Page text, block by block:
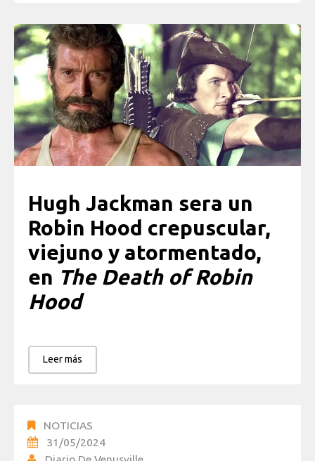
Hugh Jackman sera un
Robin Hood crepuscular,
viejuno y atormentado,
en The Death of Robin
Hood
Leer más
NOTICIAS
31/05/2024